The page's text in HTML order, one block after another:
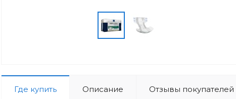
Где купить Описание Отзывы покупателей